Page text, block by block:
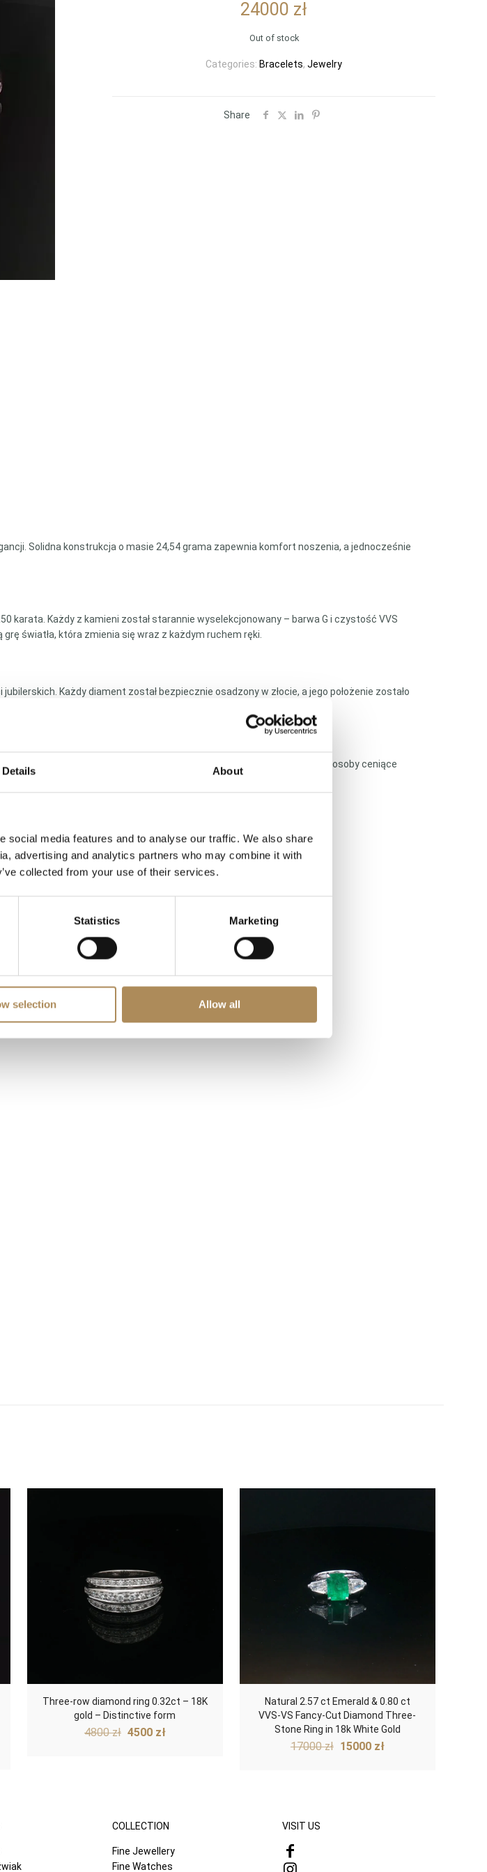
Details About
social media features and to analyse our traffic. We also share
advertising and analytics partners who may combine it with
collected from your use of their services.
Statistics Marketing
selection Allow all
24000 zł
Out of stock
Categories: Bracelets, Jewelry
Share
Solidna konstrukcja o masie 24,54 grama zapewnia komfort noszenia, a jednocześnie
karata. Każdy z kamieni został starannie wyselekcjonowany – barwa G i czystość VVS
światła, która zmienia się wraz z każdym ruchem ręki.
Każdy diament został bezpiecznie osadzony w złocie, a jego położenie zostało
dyskretnie skrywa złote “łączniki” między kamieniami.
zarówno na eleganckie wieczory, jak i do codziennego noszenia przez osoby ceniące
czystość VVS
Questions Answered
Three-row diamond ring 0.32ct – 18K
gold – Distinctive form
4800zł Original
4500 złCurrent
Natural 2.57 ct Emerald & 0.80 ct
VVS-VS Fancy-Cut Diamond Three-
Stone Ring in 18k White Gold
17000zł Original
15000 złCurrent
COLLECTION
Fine Jewellery
Fine Watches
VISIT US